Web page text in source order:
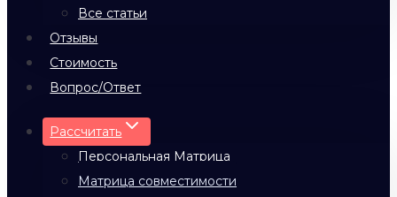
Все статьи
Отзывы
Стоимость
Вопрос/Ответ
Рассчитать
Персональная Матрица
Матрица совместимости